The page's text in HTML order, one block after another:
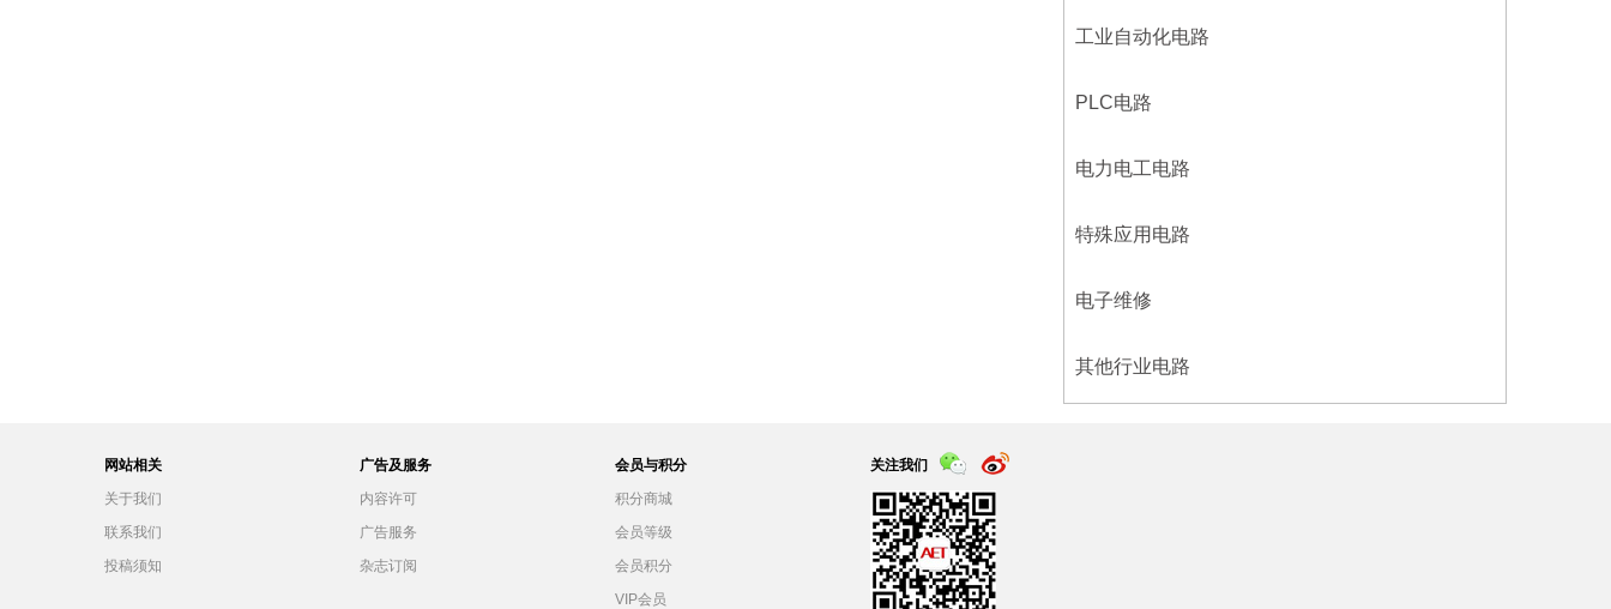
工业自动化电路
PLC电路
电力电工电路
特殊应用电路
电子维修
其他行业电路
网站相关
关于我们
联系我们
投稿须知
广告及服务
内容许可
广告服务
杂志订阅
会员与积分
积分商城
会员等级
会员积分
VIP会员
关注我们